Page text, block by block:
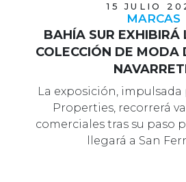
15 JULIO
MARCAS
BAHÍA SUR EXHIBIRÁ
COLECCIÓN DE MODA
La exposición,
Properties, recorrerá
comerciales tras su paso
llegará a San